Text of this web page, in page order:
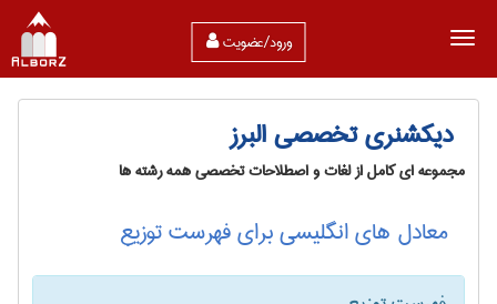
ورود/عضویت
دیکشنری تخصصی البرز
مجموعه ای کامل از لغات و اصطلاحات تخصصی همه رشته ها
معادل های انگلیسی برای فهرست توزیع